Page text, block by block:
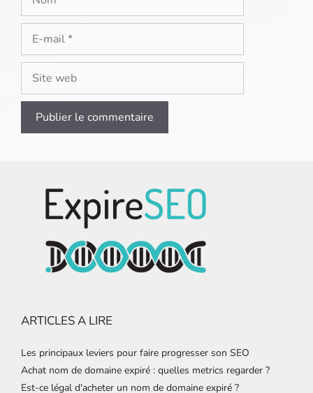
mail
Site
web
ARTICLES A LIRE
Les principaux leviers pour faire progresser son SEO
Achat nom de domaine expiré : quelles metrics regarder ?
Est-ce légal d'acheter un nom de domaine expiré ?